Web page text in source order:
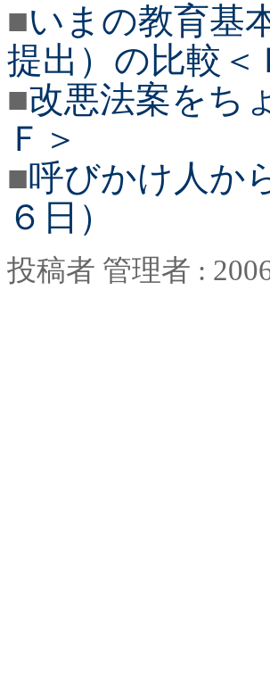
■いまの教育基
提出）の比較＜
■改悪法案をち
Ｆ＞
■呼びかけ人か
６日）
投稿者 管理者 :